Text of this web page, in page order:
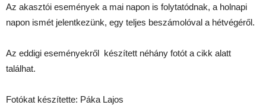
Az akasztói események a mai napon is folytatódnak, a holnapi
napon ismét jelentkezünk, egy teljes beszámolóval a hétvégéről.
Az eddigi eseményekről készített néhány fotót a cikk alatt
találhat.
Fotókat készítette: Páka Lajos